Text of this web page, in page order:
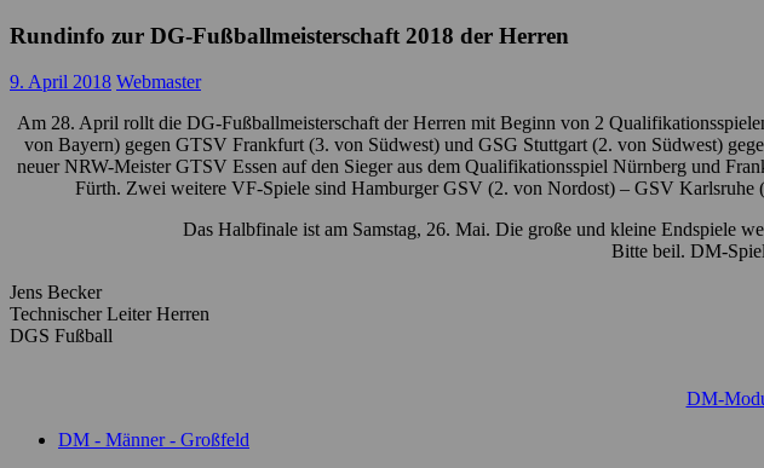
Rundinfo zur DG-Fußballmeisterschaft 2018 der Herren
9. April 2018 Webmaster
Am 28. April rollt die DG-Fußballmeisterschaft der Herren mit Beginn von 2
von Bayern) gegen GTSV Frankfurt (3. von Südwest) und GSG Stuttgart (2. von Südwest)
neuer NRW-Meister GTSV Essen auf den Sieger aus dem Qualifikationsspiel Nürnberg und
Fürth. Zwei weitere VF-Spiele sind Hamburger GSV (2. von Nordost) – GSV
Das Halbfinale ist am Samstag, 26. Mai. Die große und kleine Endspiele
Bitte beil. DM-
Jens Becker
Technischer Leiter Herren
DGS Fußball
DM-
DM - Männer - Großfeld